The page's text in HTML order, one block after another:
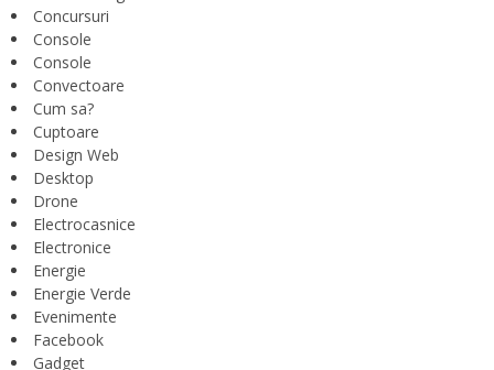
Concursuri
Console
Console
Convectoare
Cum sa?
Cuptoare
Design Web
Desktop
Drone
Electrocasnice
Electronice
Energie
Energie Verde
Evenimente
Facebook
Gadget